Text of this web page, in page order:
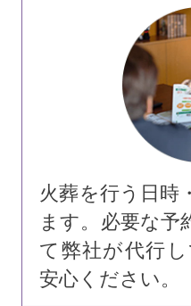
火葬を行う日時
ます。必要な予
て弊社が代行
安心ください。